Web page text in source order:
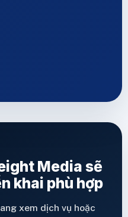
Media sẽ
khai phù hợp
xem dịch vụ hoặc